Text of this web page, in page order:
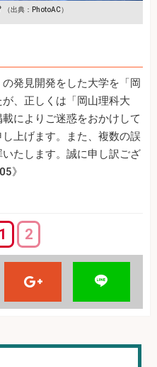
（出典：PhotoAC）
発見開発をした大学を「岡
、正しくは「岡山理科大
によりご迷惑をおかけして
上げます。また、複数の誤
たします。誠に申し訳ござ
》
1 2